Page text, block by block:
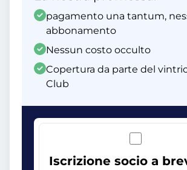
pagamento una tantum,
abbonamento
Nessun costo occulto
Copertura da parte del
Club
Iscrizione socio a